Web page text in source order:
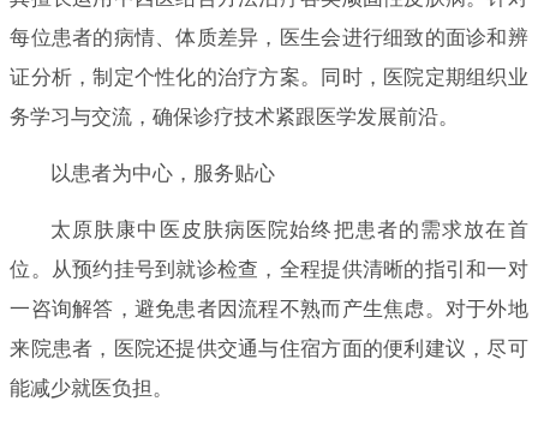
每位患者的病情、体质差异，医生会进行细致的面诊和辨
证分析，制定个性化的治疗方案。同时，医院定期组织业
务学习与交流，确保诊疗技术紧跟医学发展前沿。
以患者为中心，服务贴心
太原肤康中医皮肤病医院始终把患者的需求放在首
位。从预约挂号到就诊检查，全程提供清晰的指引和一对
一咨询解答，避免患者因流程不熟而产生焦虑。对于外地
来院患者，医院还提供交通与住宿方面的便利建议，尽可
能减少就医负担。